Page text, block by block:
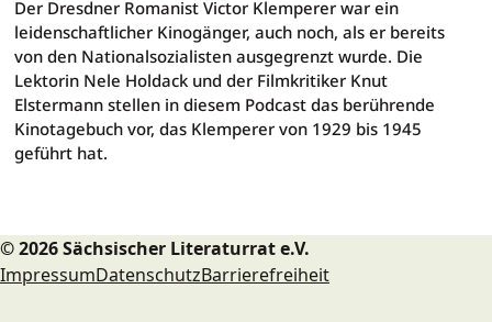
Der Dresdner Romanist Victor Klemperer war ein
leidenschaftlicher Kinogänger, auch noch, als er bereits
von den Nationalsozialisten ausgegrenzt wurde. Die
Lektorin Nele Holdack und der Filmkritiker Knut
Elstermann stellen in diesem Podcast das berührende
Kinotagebuch vor, das Klemperer von 1929 bis 1945
geführt hat.
© 2026 Sächsischer Literaturrat e.V.
ImpressumDatenschutzBarrierefreiheit